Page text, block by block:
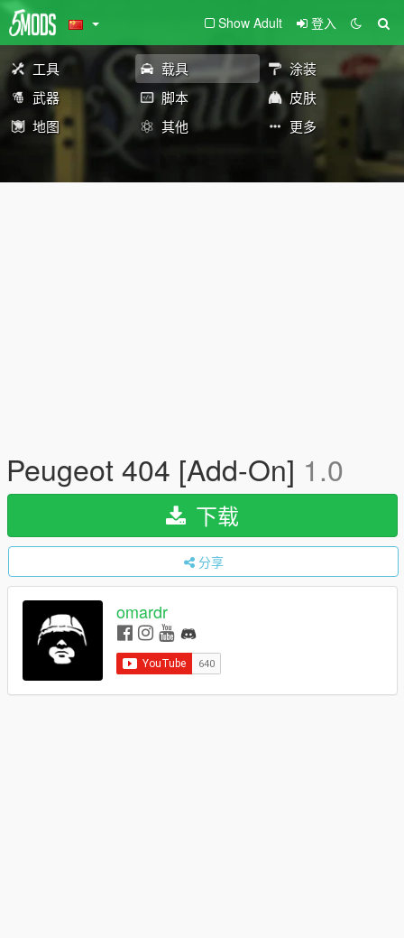
Show Adult 登入
工具 载具
涂装
武器
脚本
皮肤
地图
其他 更多
Peugeot 404 [Add-On] 1.0
下载
分享
omardr